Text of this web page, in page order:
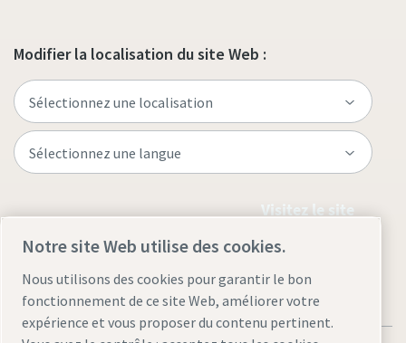
Modifier la localisation du site Web :
Visitez le site
Notre site Web utilise des cookies.
Nous utilisons des cookies pour garantir le bon
fonctionnement de ce site Web, améliorer votre
expérience et vous proposer du contenu pertinent.